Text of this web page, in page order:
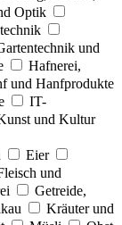
Optik
und
Hafnerei,
und Hanfprodukte
IT-
und Kultur
Eier
und
Getreide,
Kräuter und